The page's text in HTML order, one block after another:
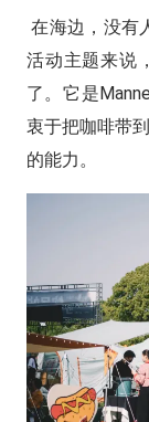
在海边，没有
活动主题来说
了。它是
衷于把咖啡带
的能力。